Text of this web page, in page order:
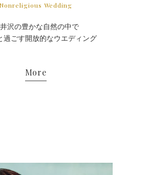
Nonreligious Wedding
沢の豊かな自然の中で
過ごす開放的なウエディング
More